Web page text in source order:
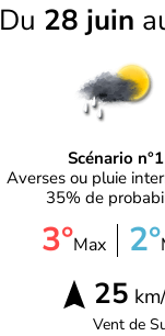
Du 28 juin
Scénario n°1
Averses ou pluie
35% de
3°Max 2°
25
Vent de